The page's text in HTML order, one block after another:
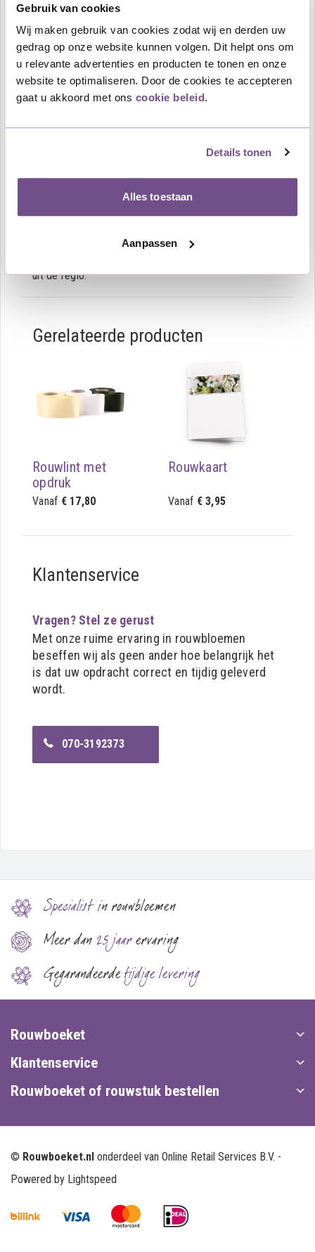
Gebruik van cookies
Wij maken gebruik van cookies zodat wij en derden uw
gedrag op onze website kunnen volgen. Dit helpt ons om
u relevante advertenties en producten te tonen en onze
website te optimaliseren. Door de cookies te accepteren
gaat u akkoord met ons cookie beleid.
Details tonen
Alles toestaan
Aanpassen
vervangende bloem gekozen.
Dit betreft een rouwbloemstuk in een druppelvorm
opgemaakt met witte Rozen roze Lisianthus met
ondersteunende witte bloemen naar keuze van de
bloemist.
Het boeket kan op elk gewenst adres in Nederland
uitvaartcentrum, bejaardenhuis, kerk of huisadres te
uit de regio.
Gerelateerde producten
Rouwlint met
opdruk
Vanaf € 17,80
Rouwkaart
Vanaf € 3,95
Klantenservice
Vragen? Stel ze gerust
Met onze ruime ervaring in rouwbloemen
beseffen wij als geen ander hoe belangrijk het
is dat uw opdracht correct en tijdig geleverd
wordt.
070-3192373
Specialistin rouwbloemen
Meer dan25 jaarervaring
Gegarandeerdetijdige levering
Rouwboeket
Klantenservice
Rouwboeket of rouwstuk bestellen
© Rouwboeket.nl onderdeel van Online Retail Services B.V. -
Powered by Lightspeed